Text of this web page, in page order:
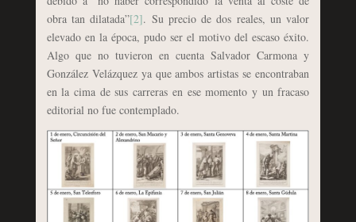
obra tan dilatada”[2]. Su precio de dos reales, un valor
elevado en la época, pudo ser el motivo del escaso éxito.
Algo que no tuvieron en cuenta Salvador Carmona y
González Velázquez ya que ambos artistas se encontraban
en la cima de sus carreras en ese momento y un fracaso
editorial no fue contemplado.